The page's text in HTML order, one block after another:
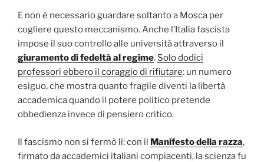
E non è necessario guardare soltanto a Mosca per
cogliere questo meccanismo. Anche l’Italia fascista
impose il suo controllo alle università attraverso il
giuramento di fedeltà al regime. Solo dodici
professori ebbero il coraggio di rifiutare: un numero
esiguo, che mostra quanto fragile diventi la libertà
accademica quando il potere politico pretende
obbedienza invece di pensiero critico.
Il fascismo non si fermò lì: con il Manifesto della razza,
firmato da accademici italiani compiacenti, la scienza fu